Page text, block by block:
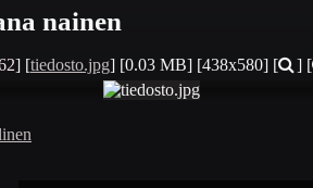
nainen
] [tiedosto.jpg] [0.03 MB] [438x580] [ ] [